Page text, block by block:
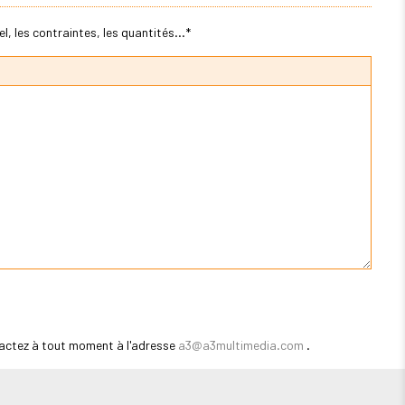
les contraintes, les quantités...*
à tout moment à l'adresse a3@a3multimedia.com .